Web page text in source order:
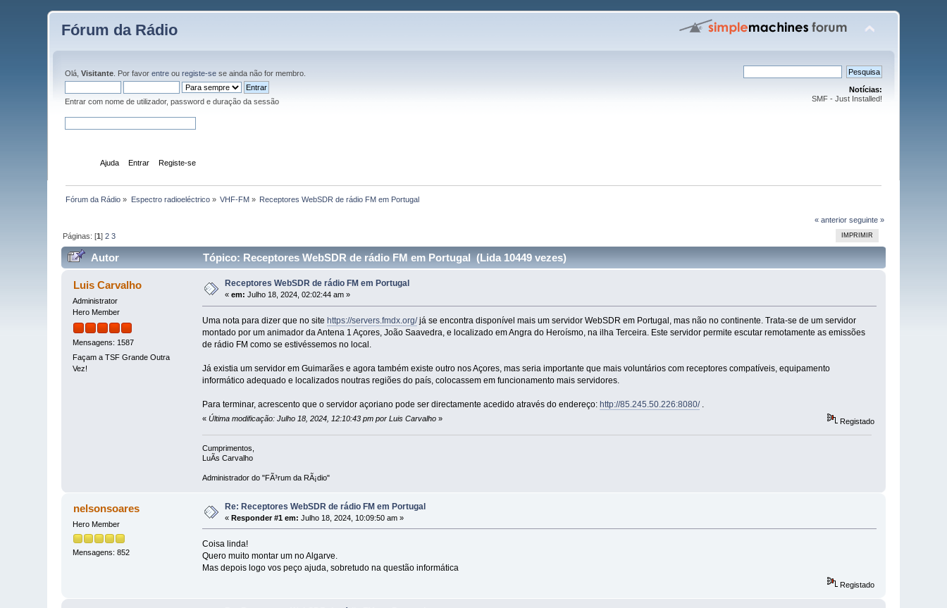
Fórum da Rádio
Olá,Visitante . Por favorentre ouregiste-se se ainda não for membro.
Entrar com nome de utilizador, password e duração da sessão
Notícias:
SMF - Just Installed!
Ajuda Entrar Registe-se
Fórum da Rádio » Espectro radioeléctrico» VHF-FM » Receptores WebSDR de rádio FM em Portugal
« anterior seguinte »
IMPRIMIR
Páginas: [1]2 3
Autor Tópico: Receptores WebSDR de rádio FM em Portugal (Lida 10449 vezes)
Luis Carvalho
Administrator
Hero Member
Mensagens: 1587
Façam a TSF Grande Outra
Vez!
Receptores WebSDR de rádio FM em Portugal
«em: Julho 18, 2024, 02:02:44 am »
Uma nota para dizer que no site https://servers.fmdx.org/já se encontra disponível mais um servidor WebSDR em Portugal, mas não no continente. Trata-se de um servidor
montado por um animador da Antena 1 Açores, João Saavedra, e localizado em Angra do Heroísmo, na ilha Terceira. Este servidor permite escutar remotamente as emissões
de rádio FM como se estivéssemos no local.
Já existia um servidor em Guimarães e agora também existe outro nos Açores, mas seria importante que mais voluntários com receptores compatíveis, equipamento
informático adequado e localizados noutras regiões do país, colocassem em funcionamento mais servidores.
Para terminar, acrescento que o servidor açoriano pode ser directamente acedido através do endereço: http://85.245.50.226:8080/.
« Última modificação: Julho 18, 2024, 12:10:43 pm por Luis Carvalho» Registado
Cumprimentos,
LuÃ­s Carvalho
Administrador do "FÃ³rum da RÃ¡dio"
nelsonsoares
Hero Member
Mensagens: 852
Re: Receptores WebSDR de rádio FM em Portugal
«Responder #1 em: Julho 18, 2024, 10:09:50 am »
Coisa linda!
Quero muito montar um no Algarve.
Mas depois logo vos peço ajuda, sobretudo na questão informática
Registado